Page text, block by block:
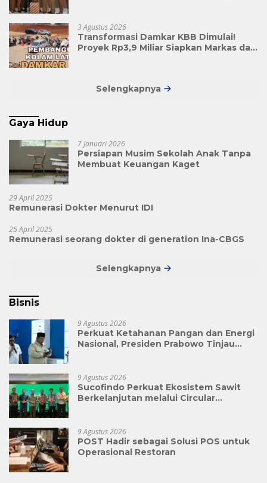
3 Agustus 2026
Transformasi Damkar KBB Dimulai!
Proyek Rp3,9 Miliar Siapkan Markas dan
Selengkapnya
Gaya Hidup
7 Januari 2026
Persiapan Musim Sekolah Anak Tanpa
Membuat Keuangan Kaget
29 April 2025
Remunerasi Dokter Menurut IDI
25 April 2025
Remunerasi seorang dokter di generation Ina-CBGS
Selengkapnya
Bisnis
9 Agustus 2026
Perkuat Ketahanan Pangan dan Energi
Nasional, Presiden Prabowo Tinjau
9 Agustus 2026
Sucofindo Perkuat Ekosistem Sawit
Berkelanjutan melalui Circular
9 Agustus 2026
POST Hadir sebagai Solusi POS untuk
Operasional Restoran